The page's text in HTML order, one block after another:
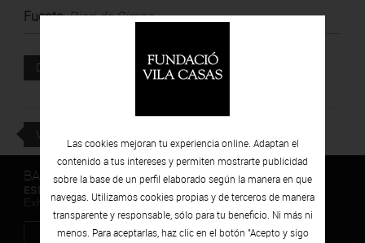
Fuente:Diari de Girona
DESCARGAR Documento adjunto
VOLVER
BARCELONA
ESPAIS VOLART
Exhibiciones temporales Arte Contemporáneo
Las cookies mejoran tu experiencia online. Adaptan el
contenido a tus intereses y permiten mostrarte publicidad
sobre la base de un perfil elaborado según la manera en que
navegas. Utilizamos cookies propias y de terceros de manera
transparente y responsable, sólo para tu beneficio. Ni más ni
menos. Para aceptarlas, haz clic en el botón "Acepto y sigo